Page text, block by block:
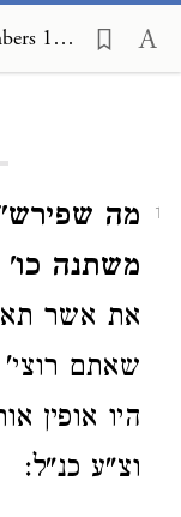
Yeriot Shlomo on Torah, Numbers 11:8
1
מה
משתנה כו'
את אשר
שאתם
היו אופין
וצ"ע כנ"ל: